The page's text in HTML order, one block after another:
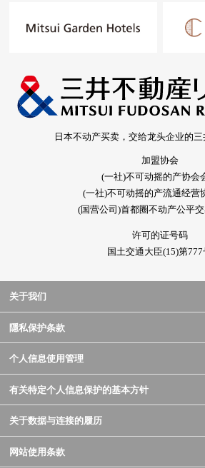
日本不动产买卖，交给龙头企业的
加盟协会
(一社)不可动摇的产协会
(一社)不可动摇的产流通经营
(国营公司)首都圈不动产公平
许可的证号码
国土交通大臣(15)第777
关于我们
隱私保护条款
个人信息使用管理
有关特定个人信息保护的基本方针
关于数据与连接的履历
网站使用条款